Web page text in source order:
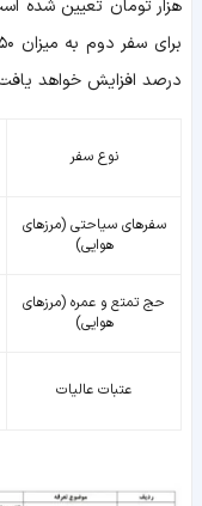
هزار تومان تعیین شده
درصد افزایش‌ خواهد
نوع سفر
سفرهای سیاحتی (مرزهای
هوایی)
حج تمتع و عمره (مرزهای
هوایی)
عتبات عالیات